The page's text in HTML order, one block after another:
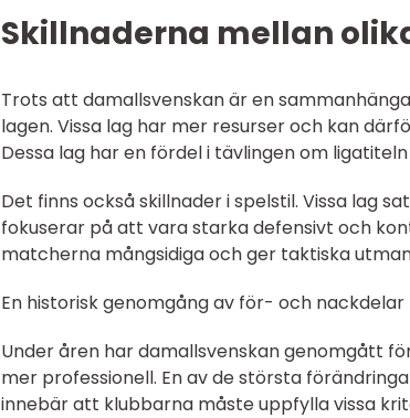
Skillnaderna mellan
Trots att damallsvenskan är en
lagen. Vissa lag har mer resurser och kan
Dessa lag har en fördel i tävlingen om
Det finns också skillnader i spelstil. Vissa lag
fokuserar på att vara starka defensivt och
matcherna mångsidiga och ger taktiska
En historisk genomgång av för- och nackdelar
Under åren har damallsvenskan genomgått
mer professionell. En av de största
innebär att klubbarna måste uppfylla vissa